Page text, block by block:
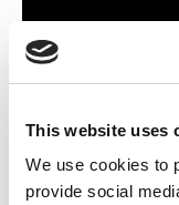
This website uses
We use cookies to
provide social